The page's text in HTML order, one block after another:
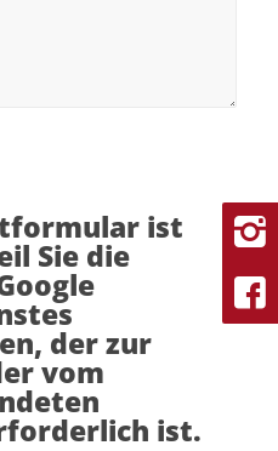
ist
Sie die
der zur
vom
ist.